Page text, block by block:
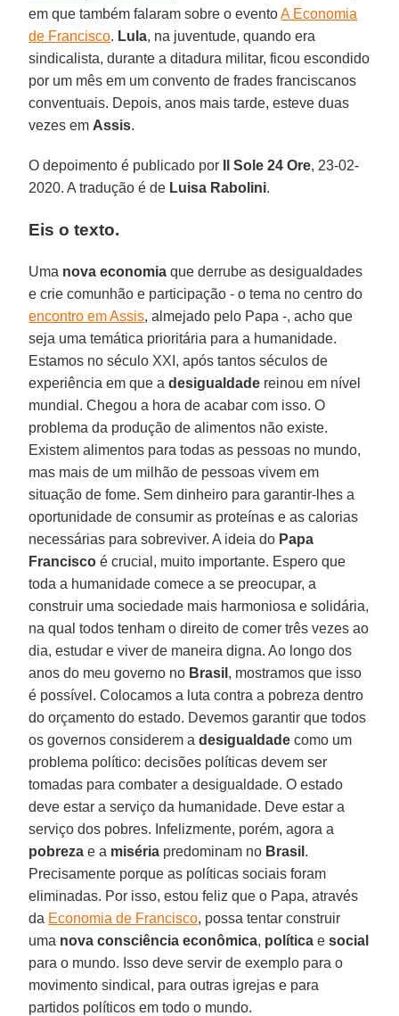
em que também falaram sobre o eventoA Economia
de Francisco. Lula, na juventude, quando era
sindicalista, durante a ditadura militar, ficou escondido
por um mês em um convento de frades franciscanos
conventuais. Depois, anos mais tarde, esteve duas
vezes em Assis.
O depoimento é publicado por Il Sole 24 Ore, 23-02-
2020. A tradução é de Luisa Rabolini.
Eis o texto.
Uma nova economia que derrube as desigualdades
e crie comunhão e participação - o tema no centro do
encontro em Assis, almejado pelo Papa -, acho que
seja uma temática prioritária para a humanidade.
Estamos no século XXI, após tantos séculos de
experiência em que adesigualdade reinou em nível
mundial. Chegou a hora de acabar com isso. O
problema da produção de alimentos não existe.
Existem alimentos para todas as pessoas no mundo,
mas mais de um milhão de pessoas vivem em
situação de fome. Sem dinheiro para garantir-lhes a
oportunidade de consumir as proteínas e as calorias
necessárias para sobreviver. A ideia do Papa
Francisco é crucial, muito importante. Espero que
toda a humanidade comece a se preocupar, a
construir uma sociedade mais harmoniosa e solidária,
na qual todos tenham o direito de comer três vezes ao
dia, estudar e viver de maneira digna. Ao longo dos
anos do meu governo no Brasil , mostramos que isso
é possível. Colocamos a luta contra a pobreza dentro
do orçamento do estado. Devemos garantir que todos
os governos considerem a desigualdade como um
problema político: decisões políticas devem ser
tomadas para combater a desigualdade. O estado
deve estar a serviço da humanidade. Deve estar a
serviço dos pobres. Infelizmente, porém, agora a
pobreza e a miséria predominam no Brasil .
Precisamente porque as políticas sociais foram
eliminadas. Por isso, estou feliz que o Papa, através
da Economia de Francisco, possa tentar construir
uma nova consciência econômica, política esocial
para o mundo. Isso deve servir de exemplo para o
movimento sindical, para outras igrejas e para
partidos políticos em todo o mundo.